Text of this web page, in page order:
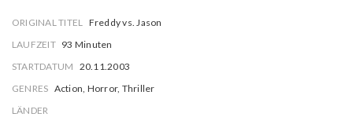
ORIGINAL TITEL Freddy vs. Jason
LAUFZEIT 93 Minuten
STARTDATUM 20.11.2003
GENRES Action, Horror, Thriller
LÄNDER